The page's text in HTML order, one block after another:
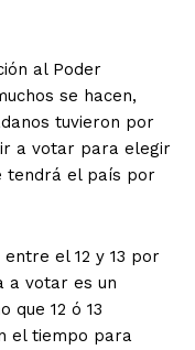
al Poder
se hacen,
tuvieron por
a votar para elegir
tendrá el país por
el 12 y 13 por
a votar es un
que 12 ó 13
el tiempo para